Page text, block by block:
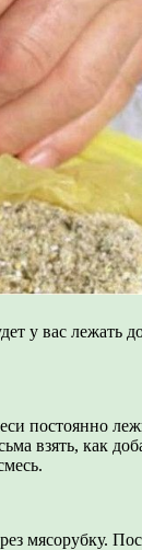
у вас
постоянно
взять, как
мясорубку.